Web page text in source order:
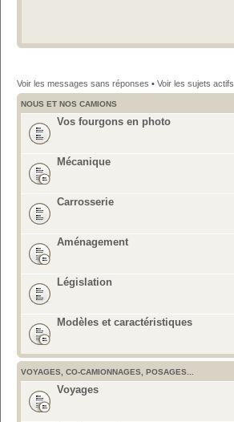
Voir les messages sans réponses • Voir les sujets actifs
NOUS ET NOS CAMIONS
Vos fourgons en photo
Mécanique
Carrosserie
Aménagement
Législation
Modèles et caractéristiques
VOYAGES, CO-CAMIONNAGES, POSAGES...
Voyages